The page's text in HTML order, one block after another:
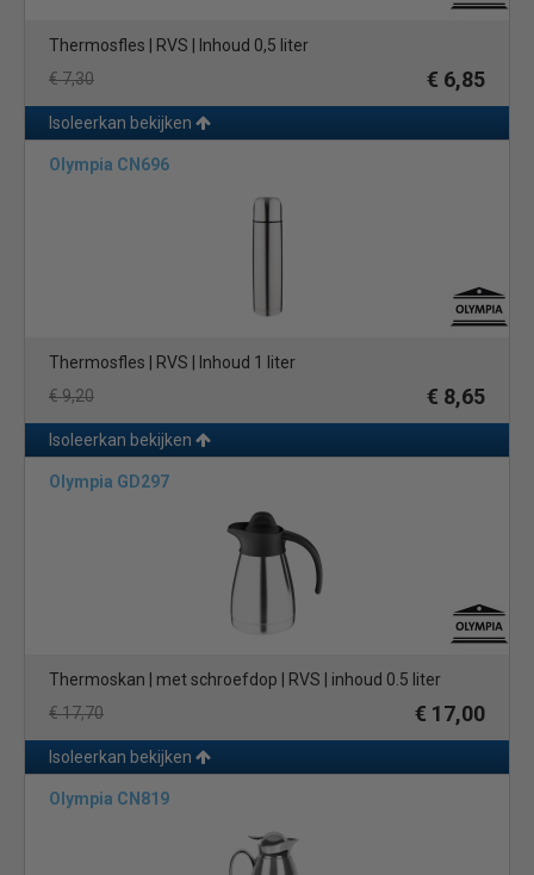
Thermosfles | RVS | Inhoud 0,5 liter
€ 7,30
€ 6,85
Isoleerkan bekijken
Olympia CN696
Thermosfles | RVS | Inhoud 1 liter
€ 9,20
€ 8,65
Isoleerkan bekijken
Olympia GD297
Thermoskan | met schroefdop | RVS | inhoud 0.5 liter
€ 17,70
€ 17,00
Isoleerkan bekijken
Olympia CN819